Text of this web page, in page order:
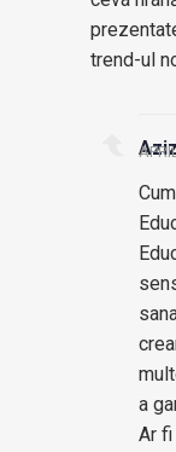
trend-ul
Aziz
a
Ar